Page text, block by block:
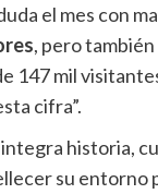
el mes con
, pero también
147 mil
cifra”.
integra historia,
su